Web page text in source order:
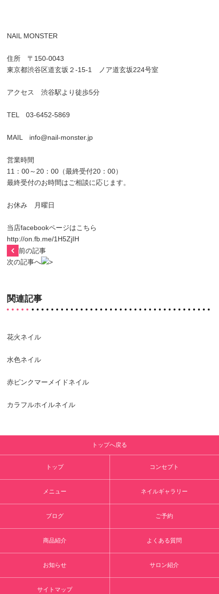
NAIL MONSTER
住所 〒150-0043
東京都渋谷区道玄坂２-15-1 ノア道玄坂224号室
アクセス 渋谷駅より徒歩5分
TEL 03-6452-5869
MAIL info@nail-monster.jp
営業時間
11：00～20：00（最終受付20：00）
最終受付のお時間はご相談に応じます。
お休み 月曜日
当店facebookページはこちら
http://on.fb.me/1H5ZjIH
前の記事
次の記事へ
関連記事
花火ネイル
水色ネイル
赤ピンクマーメイドネイル
カラフルホイルネイル
トップへ戻る
トップ コンセプト
メニュー ネイルギャラリー
ブログ ご予約
商品紹介 よくある質問
お知らせ サロン紹介
サイトマップ